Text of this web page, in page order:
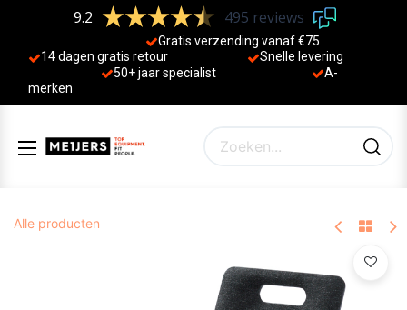
9.2 495 reviews
Gratis verzending vanaf €75
14 dagen gratis retour
Sne lle levering
50+ jaar specialist
A-
merken
Alle producten